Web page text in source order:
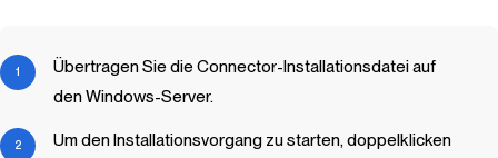
Übertragen Sie die Connector-Installationsdatei auf
den Windows-Server.
Um den Installationsvorgang zu starten, doppelklicken